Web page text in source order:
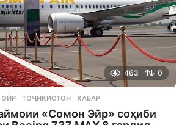
463 0
,ТОҶИКИСТОН ,ХАБАР
«Сомон Эйр» соҳиби